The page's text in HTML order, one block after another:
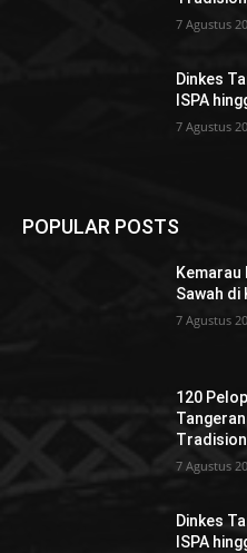
7 Agustus
Dinkes
ISPA
7 Agustus
POPULAR POSTS
Kemarau
Sawah di
7 Agustus
120
7 Agustus
Dinkes
ISPA